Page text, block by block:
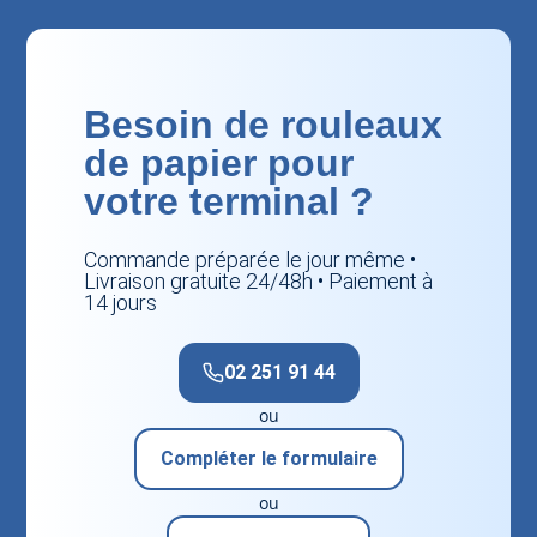
Besoin de rouleaux
de papier pour
votre terminal ?
Commande préparée le jour même •
Livraison gratuite 24/48h • Paiement à
14 jours
02 251 91 44
ou
Compléter le formulaire
ou